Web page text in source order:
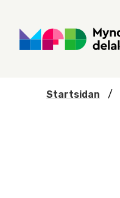
Startsidan /